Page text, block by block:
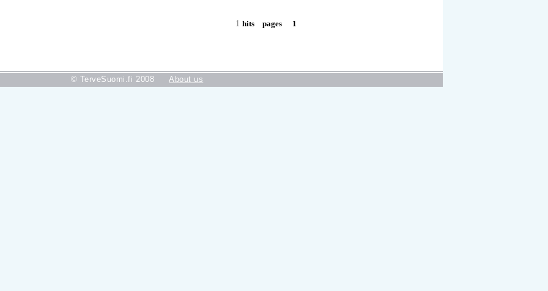
1hits pages 1
© TerveSuomi.fi 2008 About us